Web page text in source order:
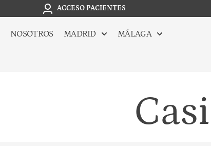
ACCESO PACIENTES
NOSOTROS MADRID MÁLAGA